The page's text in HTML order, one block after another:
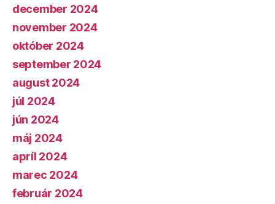
december 2024
november 2024
október 2024
september 2024
august 2024
júl 2024
jún 2024
máj 2024
apríl 2024
marec 2024
február 2024